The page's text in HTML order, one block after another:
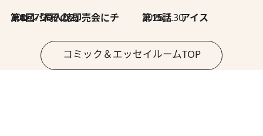
2026.7.30
第8回「同人誌即売会にチャレンジ その2」 2026.7.30
第15話 アイス
コミック＆エッセイルームTOP